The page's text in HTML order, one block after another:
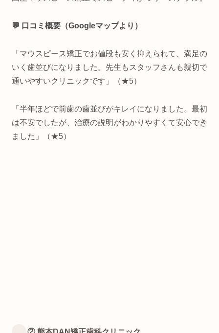
💬 口コミ概要（Googleマップより）
「マウスピース矯正でお値段も安く抑えられて、満足の
いく歯並びになりました。先生もスタッフさんも親切で
通いやすいクリニックです」（★5）
「半年ほどで前歯の歯並びがキレイになりました。最初
は不安でしたが、治療の説明がわかりやすくて安心でき
ました」（★5）